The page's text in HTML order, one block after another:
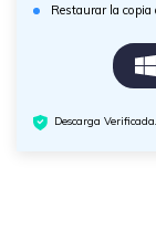
Restaurar la
Descarga